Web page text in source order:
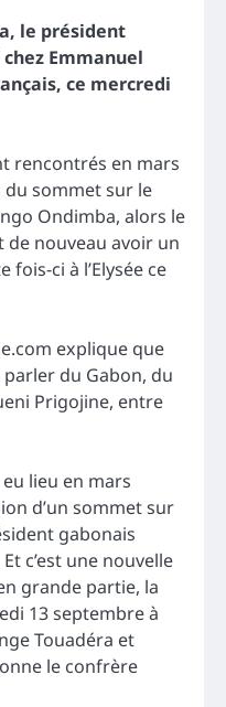
le président
Emmanuel
ce mercredi
rencontrés en mars
du sommet sur le
Ondimba, alors le
de nouveau avoir un
ci à l’Elysée ce
explique que
du Gabon, du
Prigojine, entre
lieu en mars
d’un sommet sur
gabonais
c’est une nouvelle
grande partie, la
13 septembre à
Touadéra et
le confrère